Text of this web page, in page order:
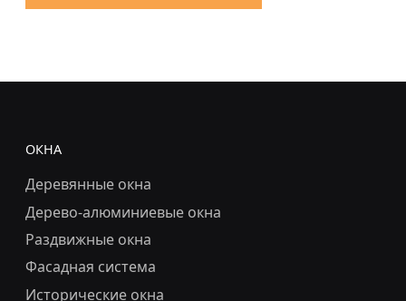
ОКНА
Деревянные окна
Дерево-алюминиевые окна
Раздвижные окна
Фасадная система
Исторические окна